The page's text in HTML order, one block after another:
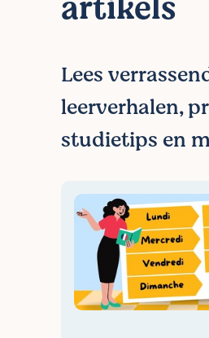
hebben invloed op het tarief.
lees je op <a href='/tarieven/
Lees
leerverhalen,
studietips en